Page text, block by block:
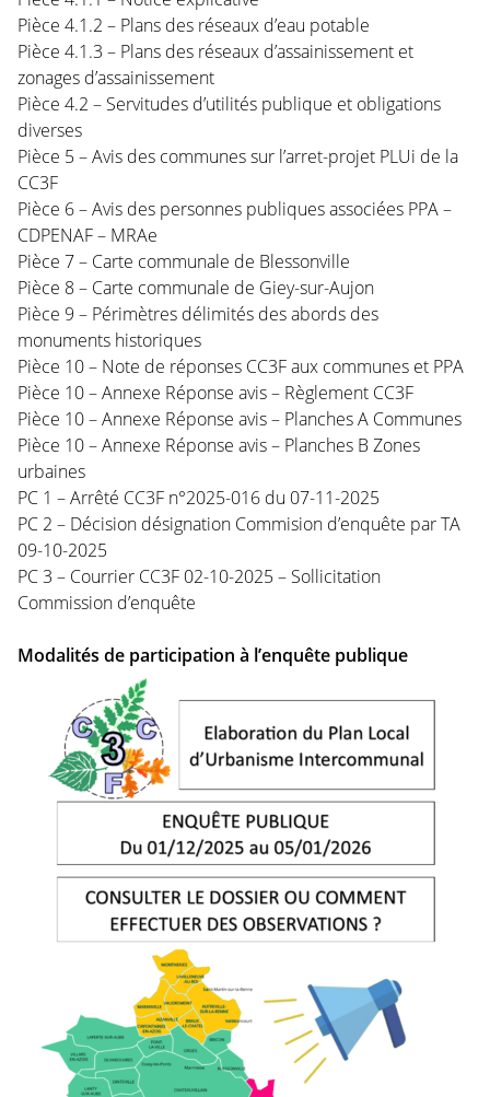
Pièce 4.1.2 – Plans des réseaux d’eau potable
Pièce 4.1.3 – Plans des réseaux d’assainissement et
zonages d’assainissement
Pièce 4.2 – Servitudes d’utilités publique et obligations
diverses
Pièce 5 – Avis des communes sur l’arret-projet PLUi de la
CC3F
Pièce 6 – Avis des personnes publiques associées PPA –
CDPENAF – MRAe
Pièce 7 – Carte communale de Blessonville
Pièce 8 – Carte communale de Giey-sur-Aujon
Pièce 9 – Périmètres délimités des abords des
monuments historiques
Pièce 10 – Note de réponses CC3F aux communes et PPA
Pièce 10 – Annexe Réponse avis – Règlement CC3F
Pièce 10 – Annexe Réponse avis – Planches A Communes
Pièce 10 – Annexe Réponse avis – Planches B Zones
urbaines
PC 1 – Arrêté CC3F n°2025-016 du 07-11-2025
PC 2 – Décision désignation Commision d’enquête par TA
09-10-2025
PC 3 – Courrier CC3F 02-10-2025 – Sollicitation
Commission d’enquête
Modalités de participation à l’enquête publique